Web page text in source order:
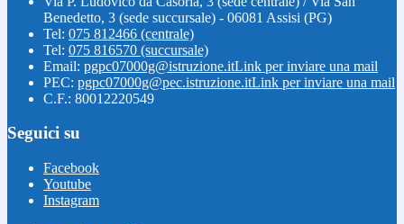
Benedetto, 3 (sede succursale) - 06081 Assisi (PG)
Tel: 075 812466 (centrale)
Tel: 075 816570 (succursale)
Email: pgpc07000g@istruzione.itLink per inviare una mail
PEC: pgpc07000g@pec.istruzione.itLink per inviare una mail
C.F.: 80012220549
Seguici su
Facebook
Youtube
Instagram